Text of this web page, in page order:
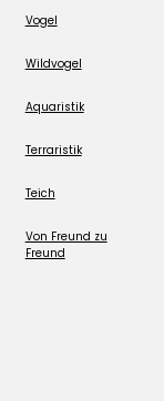
Vogel
Wildvogel
Aquaristik
Terraristik
Teich
Von Freund zu
Freund